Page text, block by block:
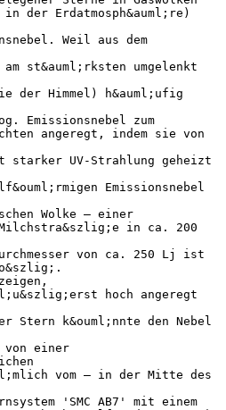
der Erdatmosph&auml;re)
Weil aus dem
st&auml;rksten umgelenkt
der Himmel) h&auml;ufig
Emissionsnebel zum
angeregt, indem sie von
starker UV-Strahlung geheizt
Emissionsnebel
Wolke – einer
in ca. 200
von ca. 250 Lj ist
hoch angeregt
Stern k&ouml;nnte den Nebel
von einer
vom – in der Mitte des
'SMC AB7' mit einem